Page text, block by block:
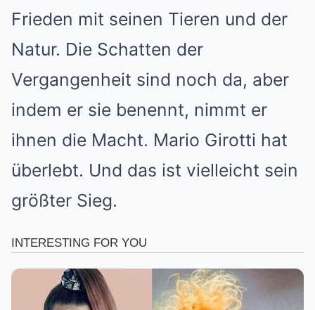
Frieden mit seinen Tieren und der
Natur. Die Schatten der
Vergangenheit sind noch da, aber
indem er sie benennt, nimmt er
ihnen die Macht. Mario Girotti hat
überlebt. Und das ist vielleicht sein
größter Sieg.